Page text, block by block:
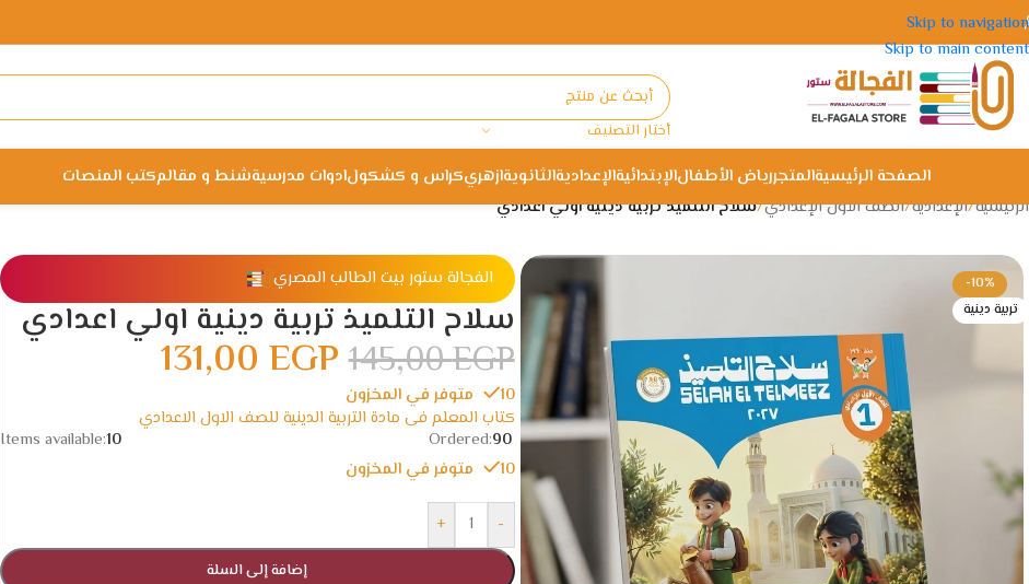
Skip to navigation
Skip to main content
أختار التصنيف
الصفحة الرئيسيةالمتجررياض الأطفالالإبتدائيةالإعداديةالثانويةازهريكراس و كشكولادوات مدرسيةشنط و مقالمكتب المنصات
الرئيسية/الإعدادية/الصف الأول الإعدادي/سلاح التلميذ تربية دينية اولي اعدادي
-10%
تربية دينية
الفجالة ستور بيت الطالب المصري
سلاح التلميذ تربية دينية اولي اعدادي
145,00EGP
131,00 EGP
10 متوفر في المخزون
كتاب المعلم فى مادة التربية الدينية للصف الاول الاعدادي
Ordered:90
Items available:10
10 متوفر في المخزون
-
+
إضافة إلى السلة